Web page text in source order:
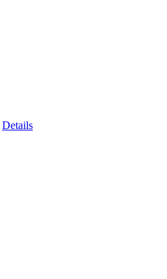
Details